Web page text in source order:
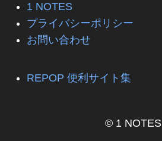
1 NOTES
プライバシーポリシー
お問い合わせ
REPOP 便利サイト集
© 1 NOTES